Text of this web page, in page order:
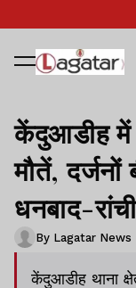
केंदुआडीह में
मौतें,
धनबाद-
By Lagatar News
केंदुआडीह थाना